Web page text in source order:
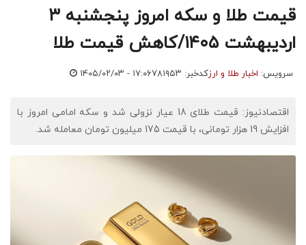
قیمت طلا و سکه امروز پنجشنبه ۳
اردیبهشت ۱۴۰۵/کاهش قیمت طلا
سرویس: اخبار طلا و ارزکدخبر: ۷۸۱۹۵۳ ۱۴۰۵/۰۲/۰۳ - ۱۷:۰۶
اقتصادنیوز: قیمت طلای 18 عیار نزولی شد و سکه امامی امروز با
افزایش 19 هزار تومانی، با قیمت 175 میلیون تومان معامله شد.